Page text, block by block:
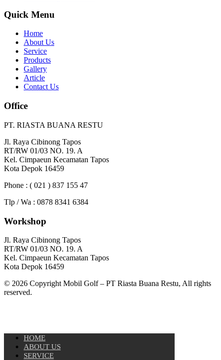
Quick Menu
Home
About Us
Service
Products
Gallery
Article
Contact Us
Office
PT. RIASTA BUANA RESTU
Jl. Raya Cibinong Tapos
RT/RW 01/03 NO. 19. A
Kel. Cimpaeun Kecamatan Tapos
Kota Depok 16459
Phone : ( 021 ) 837 155 47
Tlp / Wa : 0878 8341 6384
Workshop
Jl. Raya Cibinong Tapos
RT/RW 01/03 NO. 19. A
Kel. Cimpaeun Kecamatan Tapos
Kota Depok 16459
© 2026 Copyright Mobil Golf – PT Riasta Buana Restu, All rights
reserved.
HOME
ABOUT US
SERVICE